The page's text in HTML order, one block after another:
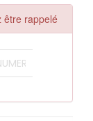
être rappelé